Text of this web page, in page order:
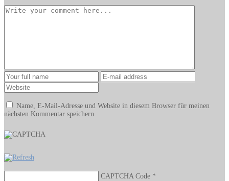
Name, E-Mail-Adresse und Website in diesem Browser für meinen
nächsten Kommentar speichern.
CAPTCHA Code *